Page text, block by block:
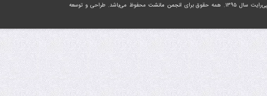
انجمن مانشت محفوظ می‌باشد. طراحی و توسعه